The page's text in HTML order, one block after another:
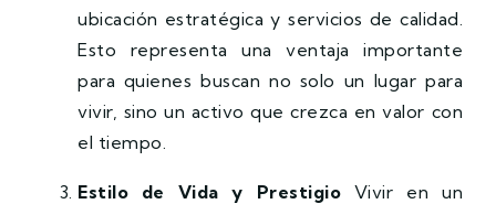
ubicación estratégica y servicios de calidad.
Esto representa una ventaja importante
para quienes buscan no solo un lugar para
vivir, sino un activo que crezca en valor con
el tiempo.
Estilo de Vida y Prestigio Vivir en un